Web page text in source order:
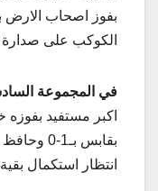
الكوكب على صدارة
في المجموعة
اكبر مستفيد بفوزه
بقابس
انتظار استكمال